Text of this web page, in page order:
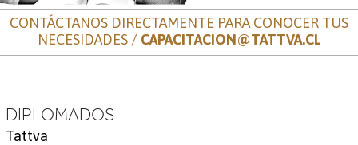
CONTÁCTANOS DIRECTAMENTE PARA CONOCER TUS
NECESIDADES / CAPACITACION@TATTVA.CL
DIPLOMADOS
Tattva